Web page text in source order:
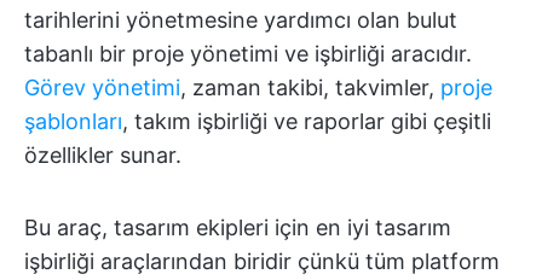
tarihlerini yönetmesine yardımcı olan bulut
tabanlı bir proje yönetimi ve işbirliği aracıdır.
Görev yönetimi, zaman takibi, takvimler, proje
şablonları, takım işbirliği ve raporlar gibi çeşitli
özellikler sunar.
Bu araç, tasarım ekipleri için en iyi tasarım
işbirliği araçlarından biridir çünkü tüm platform